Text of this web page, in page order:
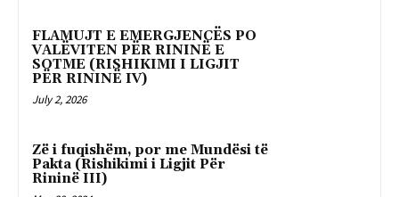
FLAMUJT E EMERGJENCËS PO
VALËVITEN PËR RININË E
SOTME (RISHIKIMI I LIGJIT
PËR RININË IV)
July 2, 2026
Zë i fuqishëm, por me Mundësi të
Pakta (Rishikimi i Ligjit Për
Rininë III)